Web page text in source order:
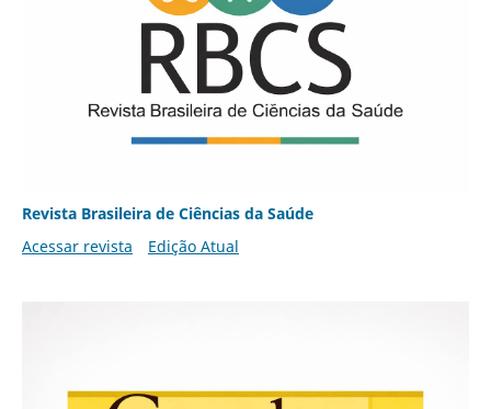
Revista Brasileira de Ciências da Saúde
Acessar revista
Edição Atual